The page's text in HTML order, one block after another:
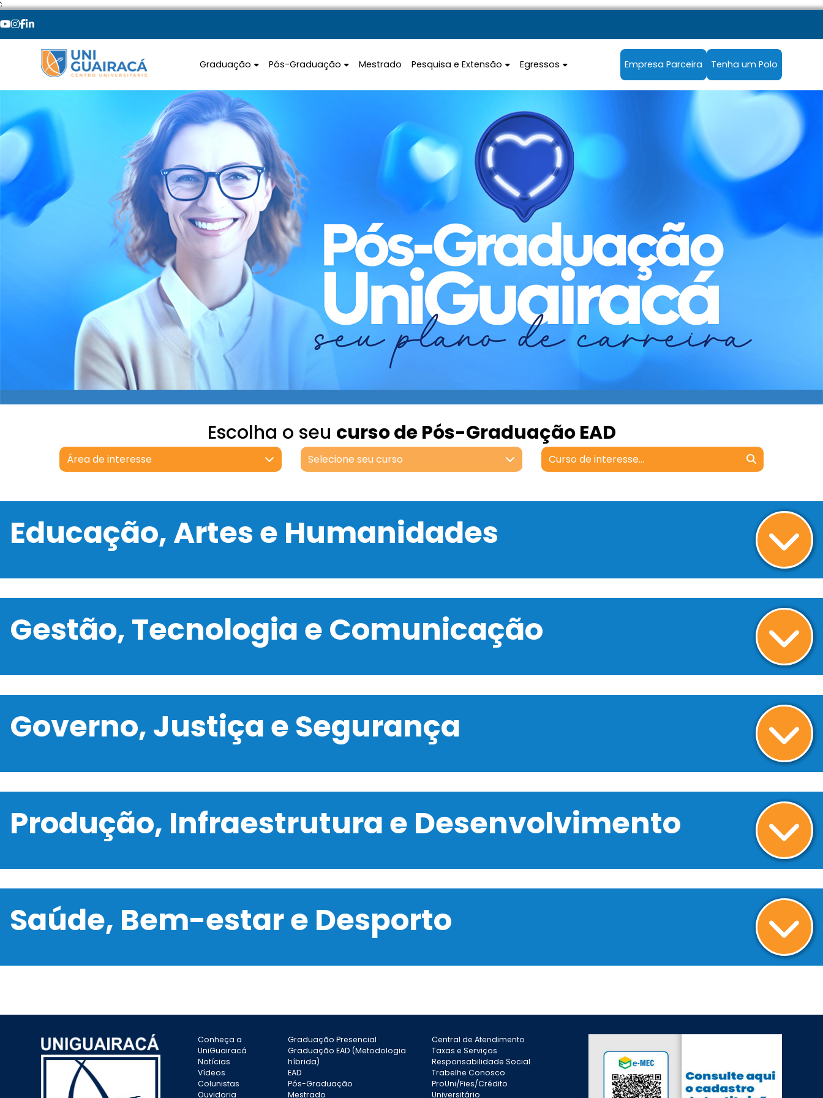
';
Graduação Pós-Graduação Mestrado Pesquisa e Extensão Egressos Empresa Parceira Tenha um Polo
Escolha o seu curso de Pós-Graduação EAD
Área de interesse Selecione seu curso
Educação, Artes e Humanidades
Gestão, Tecnologia e Comunicação
Governo, Justiça e Segurança
Produção, Infraestrutura e Desenvolvimento
Saúde, Bem-estar e Desporto
Conheça a
UniGuairacá
Notícias
Vídeos
Colunistas
Ouvidoria
Graduação Presencial
Graduação EAD (Metodologia
híbrida)
EAD
Pós-Graduação
Mestrado
Central de Atendimento
Taxas e Serviços
Responsabilidade Social
Trabelhe Conosco
ProUni/Fies/Crédito
Universitário